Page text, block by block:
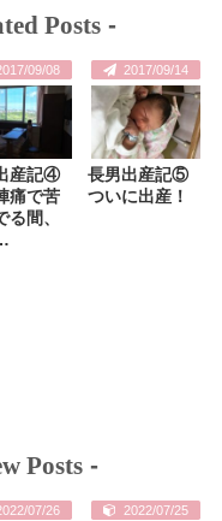
Posts-
09/08
産記④
痛で苦
る間、
2017/09/14
長男出産記⑤
ついに出産！
Posts-
07/26 2022/07/25